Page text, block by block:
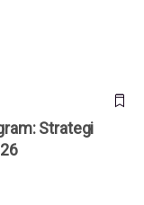
Strategi